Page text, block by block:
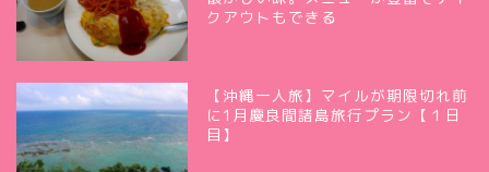
クアウトもできる
【沖縄一人旅】マイルが期限切れ前
に1月慶良間諸島旅行プラン【１日
目】